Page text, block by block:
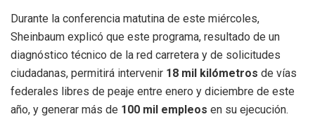
Durante la conferencia matutina de este miércoles,
Sheinbaum explicó que este programa, resultado de un
diagnóstico técnico de la red carretera y de solicitudes
ciudadanas, permitirá intervenir 18 mil kilómetros de vías
federales libres de peaje entre enero y diciembre de este
año, y generar más de 100 mil empleos en su ejecución.